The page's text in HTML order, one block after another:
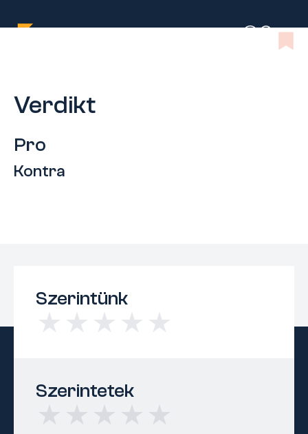
Verdikt
Pro
Kontra
Szerintünk
Szerintetek